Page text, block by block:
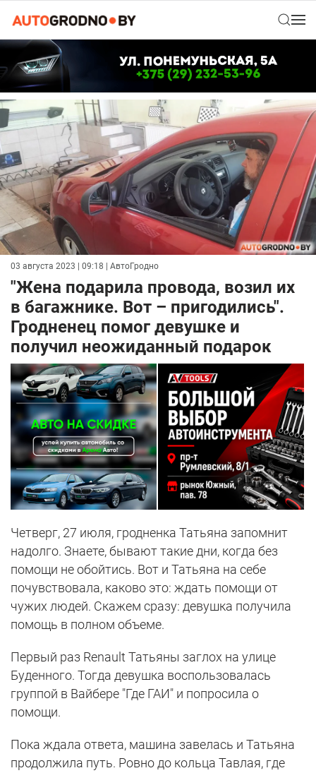
03 августа 2023 | 09:18 | АвтоГродно
"Жена подарила провода, возил их
в багажнике. Вот – пригодились".
Гродненец помог девушке и
получил неожиданный подарок
Четверг, 27 июля, гродненка Татьяна запомнит
надолго. Знаете, бывают такие дни, когда без
помощи не обойтись. Вот и Татьяна на себе
почувствовала, каково это: ждать помощи от
чужих людей. Скажем сразу: девушка получила
помощь в полном объеме.
Первый раз Renault Татьяны заглох на улице
Буденного. Тогда девушка воспользовалась
группой в Вайбере "Где ГАИ" и попросила о
помощи.
Пока ждала ответа, машина завелась и Татьяна
продолжила путь. Ровно до кольца Тавлая, где